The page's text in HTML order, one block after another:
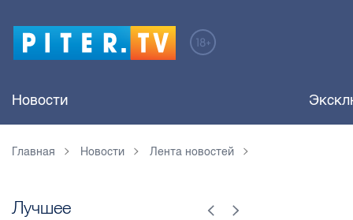
Новости
Главная Новости Лента новостей
Лучшее